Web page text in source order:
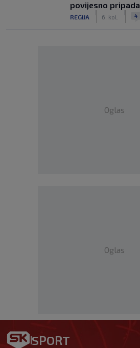
povijesno pripada
REGIJA 6. kol. 4
Oglas
Oglas
SPORT